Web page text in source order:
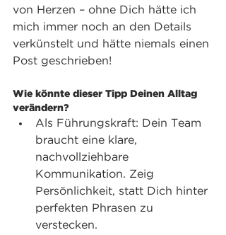
von Herzen – ohne Dich hätte ich
mich immer noch an den Details
verkünstelt und hätte niemals einen
Post geschrieben!
Wie könnte dieser Tipp Deinen Alltag
verändern?
Als Führungskraft: Dein Team
braucht eine klare,
nachvollziehbare
Kommunikation. Zeig
Persönlichkeit, statt Dich hinter
perfekten Phrasen zu
verstecken.